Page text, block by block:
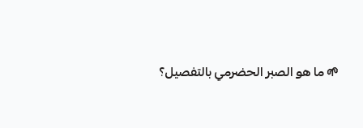
🌱 ما هو الصبر الحضرمي بالتفصيل؟